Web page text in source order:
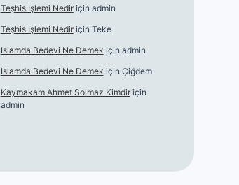
Teşhis Işlemi Nediriçin admin
Teşhis Işlemi Nediriçin Teke
Islamda Bedevi Ne Demek için admin
Islamda Bedevi Ne Demek için Çiğdem
Kaymakam Ahmet Solmaz Kimdiriçin
admin